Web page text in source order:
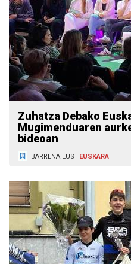
Zuhatza Debako
Mugimenduaren
bideoan
BARRENA.EUS EUSKARA